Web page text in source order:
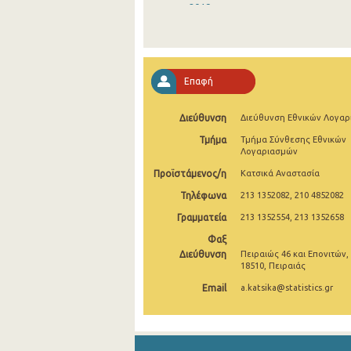
2019
2016
2015
2014
1995
Επαφή
Διεύθυνση Διεύθυνση Εθνικών
Τμήμα
Τμήμα Σύνθεσης Εθνικών
Λογαριασμών
Προϊστάμενος/η Κατσικά Αναστασία
Τηλέφωνα 213 1352082, 210 4852082
Γραμματεία 213 1352554, 213 1352658
Φαξ
Διεύθυνση
Πειραιώς 46 και
18510, Πειραιάς
Email a.katsika@statistics.gr